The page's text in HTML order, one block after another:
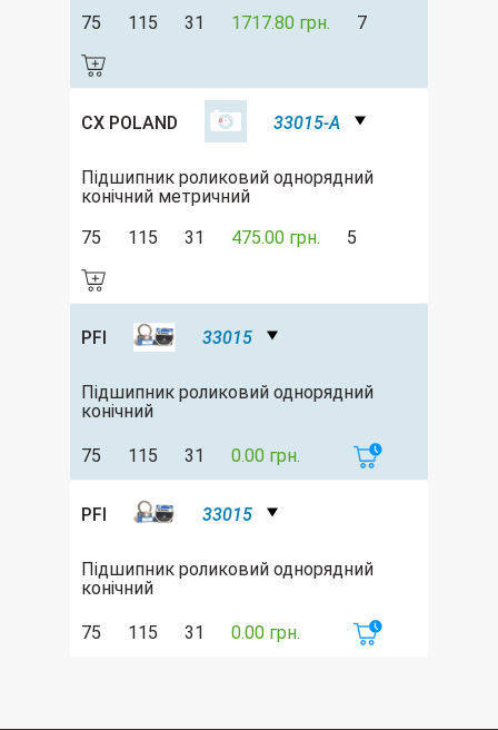
75
115 31 1717.80 грн. 7
CX POLAND 33015-A
Підшипник роликовий однорядний
конічний метричний
75
115 31 475.00 грн. 5
PFI 33015
Підшипник роликовий однорядний
конічний
75 115 31 0.00 грн.
PFI 33015
Підшипник роликовий однорядний
конічний
75 115 31 0.00 грн.